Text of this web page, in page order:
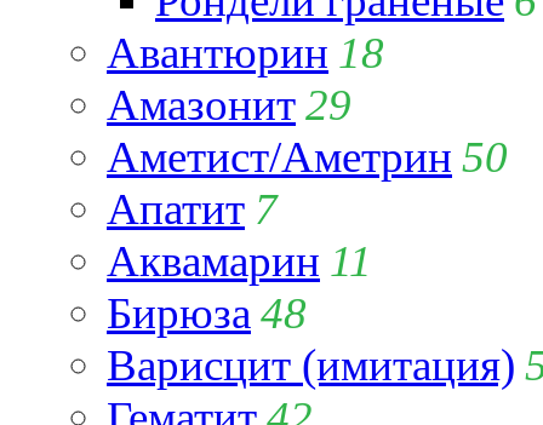
Авантюрин 18
Амазонит29
Аметист/Аметрин 50
Апатит 7
Аквамарин 11
Бирюза 48
Варисцит (имитация)